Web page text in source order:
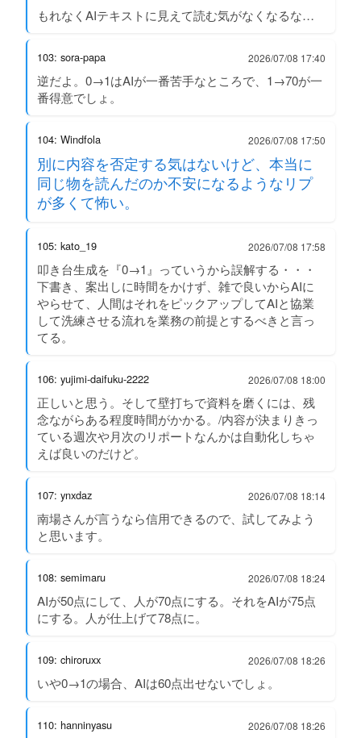
もれなくAIテキストに見えて読む気がなくなるな…
103: sora-papa 2026/07/08 17:40
逆だよ。0→1はAIが一番苦手なところで、1→70が一
番得意でしょ。
104: Windfola 2026/07/08 17:50
別に内容を否定する気はないけど、本当に
同じ物を読んだのか不安になるようなリプ
が多くて怖い。
105: kato_19 2026/07/08 17:58
叩き台生成を『0→1』っていうから誤解する・・・
下書き、案出しに時間をかけず、雑で良いからAIに
やらせて、人間はそれをピックアップしてAIと協業
して洗練させる流れを業務の前提とするべきと言っ
てる。
106: yujimi-daifuku-2222 2026/07/08 18:00
正しいと思う。そして壁打ちで資料を磨くには、残
念ながらある程度時間がかかる。/内容が決まりきっ
ている週次や月次のリポートなんかは自動化しちゃ
えば良いのだけど。
107: ynxdaz 2026/07/08 18:14
南場さんが言うなら信用できるので、試してみよう
と思います。
108: semimaru 2026/07/08 18:24
AIが50点にして、人が70点にする。それをAIが75点
にする。人が仕上げて78点に。
109: chiroruxx 2026/07/08 18:26
いや0→1の場合、AIは60点出せないでしょ。
110: hanninyasu 2026/07/08 18:26